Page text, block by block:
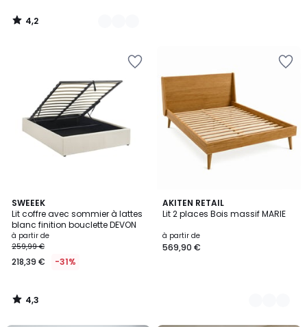
4,2
/
SWEEEK
Lit coffre avec sommier à lattes
blanc finition bouclette DEVON
à partir de
259,99 €
218,39 € -31%
4,3
/ 5
4,3
/
AKITEN RETAIL
Lit 2 places Bois massif MARIE
à partir de
569,90 €
2
Couleurs